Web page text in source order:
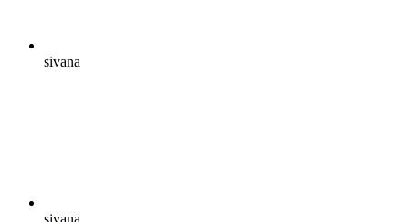
sivana
sivana